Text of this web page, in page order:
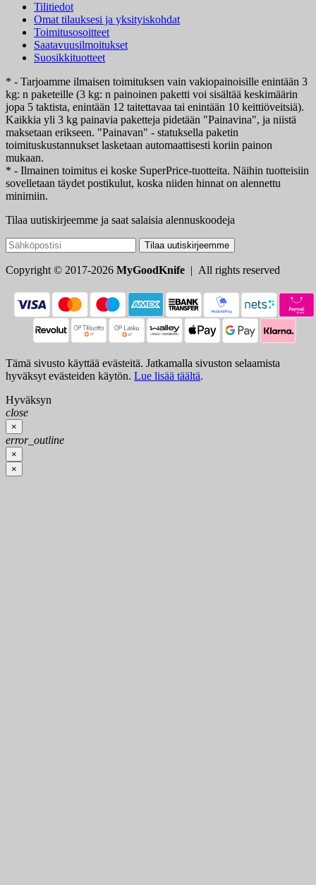
Tilitiedot
Omat tilauksesi ja yksityiskohdat
Toimitusosoitteet
Saatavuusilmoitukset
Suosikkituotteet
* - Tarjoamme ilmaisen toimituksen vain vakiopainoisille enintään 3
kg: n paketeille (3 kg: n painoinen paketti voi sisältää keskimäärin
jopa 5 taktista, enintään 12 taitettavaa tai enintään 10 keittiöveitsiä).
Kaikkia yli 3 kg painavia paketteja pidetään "Painavina", ja niistä
maksetaan erikseen. "Painavan" - statuksella paketin
toimituskustannukset lasketaan automaattisesti koriin painon
mukaan.
* - Ilmainen toimitus ei koske SuperPrice-tuotteita. Näihin tuotteisiin
sovelletaan täydet postikulut, koska niiden hinnat on alennettu
minimiin.
Tilaa uutiskirjeemme ja saat salaisia alennuskoodeja
Tilaa uutiskirjeemme
Copyright © 2017-2026 MyGoodKnife | All rights reserved
Tämä sivusto käyttää evästeitä. Jatkamalla sivuston selaamista
hyväksyt evästeiden käytön. Lue lisää täältä.
Hyväksyn
close
×
error_outline
×
×